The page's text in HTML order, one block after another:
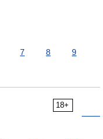
7 8
9
18+